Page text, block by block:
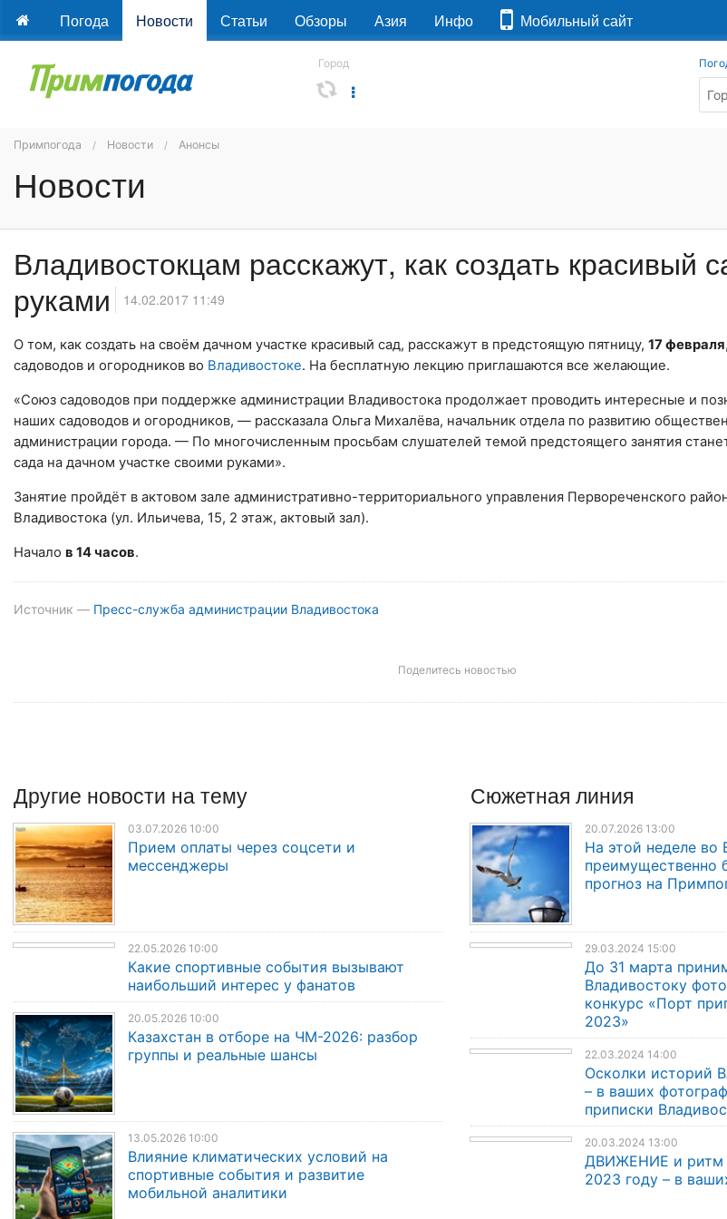
Погода Новости Статьи Обзоры Азия Инфо Мобильный сайт
Город
Примпогода Новости Анонсы
Новости
Владивостокцам расскажут, как создать красивый
руками
14.02.2017 11:49
О том, как создать на своём дачном участке красивый сад, расскажут в предстоящую пятницу, 17 февраля
садоводов и огородников во Владивостоке. На бесплатную лекцию приглашаются все желающие.
«Союз садоводов при поддержке администрации Владивостока продолжает проводить интересные и
наших садоводов и огородников, — рассказала Ольга Михалёва, начальник отдела по развитию
администрации города. — По многочисленным просьбам слушателей темой предстоящего занятия
сада на дачном участке своими руками».
Занятие пройдёт в актовом зале административно-территориального управления Первореченского
Владивостока (ул. Ильичева, 15, 2 этаж, актовый зал).
Начало в 14 часов.
Источник — Пресс-служба администрации Владивостока
Поделитесь новостью
Другие новости на тему
03.07.2026 10:00
Прием оплаты через соцсети и
мессенджеры
22.05.2026 10:00
Какие спортивные события вызывают
наибольший интерес у фанатов
20.05.2026 10:00
Казахстан в отборе на ЧМ-2026: разбор
группы и реальные шансы
13.05.2026 10:00
Влияние климатических условий на
спортивные события и развитие
мобильной аналитики
Сюжетная линия
20.07.2026 13:00
На этой неделе во
преимущественно
прогноз на
29.03.2024 15:00
До 31 марта
Владивостоку
конкурс «Порт
2023»
22.03.2024 14:00
Осколки историй
– в ваших
приписки
20.03.2024 13:00
ДВИЖЕНИЕ и ритм
2023 году – в